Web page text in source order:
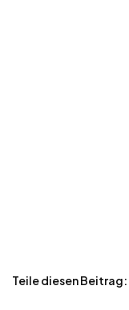
Teile diesen Beitrag: